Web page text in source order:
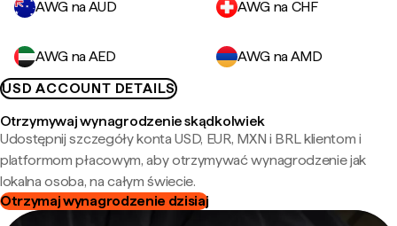
AWG na AUD AWG na CHF
AWG na AED
AWG na AMD
USD ACCOUNT DETAILS
Otrzymywaj wynagrodzenie skądkolwiek
Udostępnij szczegóły konta USD, EUR, MXN i BRL klientom i
platformom płacowym, aby otrzymywać wynagrodzenie jak
lokalna osoba, na całym świecie.
Otrzymaj wynagrodzenie dzisiaj